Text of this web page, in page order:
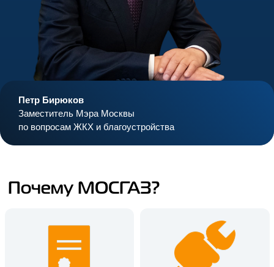
Петр Бирюков
Заместитель Мэра Москвы
по вопросам ЖКХ и благоустройства
Почему МОСГАЗ?